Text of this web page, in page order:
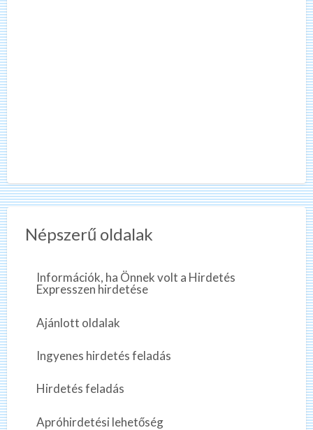
Népszerű oldalak
Információk, ha Önnek volt a Hirdetés
Expresszen hirdetése
Ajánlott oldalak
Ingyenes hirdetés feladás
Hirdetés feladás
Apróhirdetési lehetőség